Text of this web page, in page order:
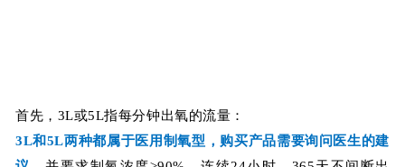
首先，3L或5L指每分钟出氧的流量：
3L和5L两种都属于医用制氧型，购买产品需要询问医生的建